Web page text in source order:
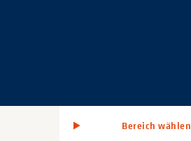
Bereich wählen